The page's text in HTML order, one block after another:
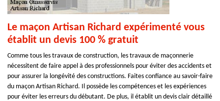
Le maçon Artisan Richard expérimenté vous
établit un devis 100 % gratuit
Comme tous les travaux de construction, les travaux de maçonnerie
nécessitent de faire appel à des professionnels pour éviter des accidents et
pour assurer la longévité des constructions. Faites confiance au savoir-faire
du maçon Artisan Richard. Il possède les compétences et les expériences
pour éviter les erreurs du débutant. De plus, il établit un devis clair détaillé